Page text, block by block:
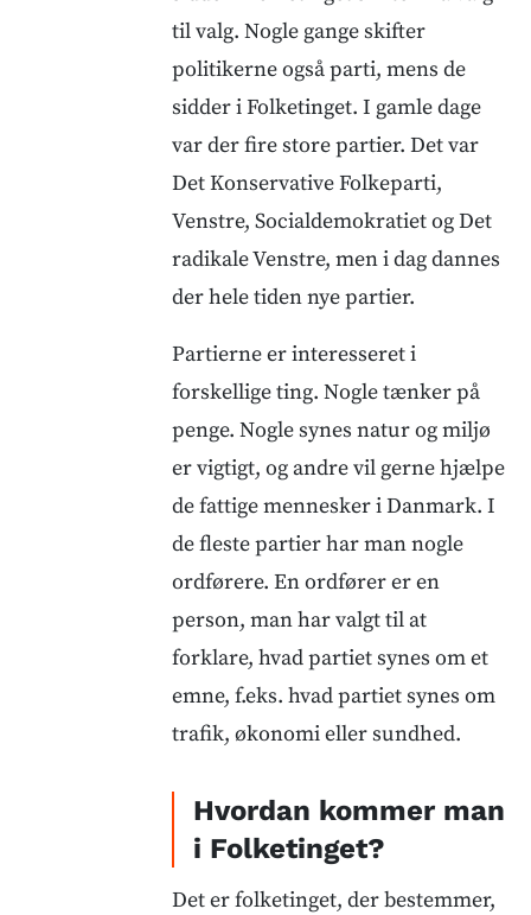
til valg. Nogle gange skifter
politikerne også parti, mens de
sidder i Folketinget. I gamle dage
var der fire store partier. Det var
Det Konservative Folkeparti,
Venstre, Socialdemokratiet og Det
radikale Venstre, men i dag dannes
der hele tiden nye partier.
Partierne er interesseret i
forskellige ting. Nogle tænker på
penge. Nogle synes natur og miljø
er vigtigt, og andre vil gerne hjælpe
de fattige mennesker i Danmark. I
de fleste partier har man nogle
ordførere. En ordfører er en
person, man har valgt til at
forklare, hvad partiet synes om et
emne, f.eks. hvad partiet synes om
trafik, økonomi eller sundhed.
Hvordan kommer man
i Folketinget?
Det er folketinget, der bestemmer,